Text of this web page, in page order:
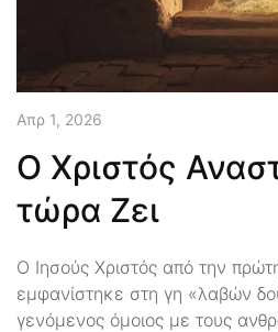
Απρ 1, 2026
Ο Χριστός
τώρα Ζει
Ο Ιησούς Χριστός από την
εμφανίστηκε στη γη «λαβών
γενόμενος όμοιος με τους